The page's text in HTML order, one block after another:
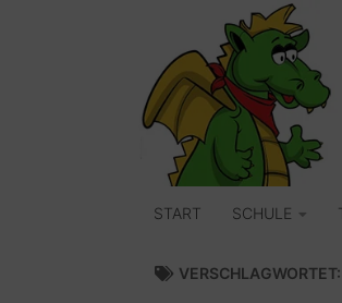
START SCHULE
VERSCHLAGWORTET: